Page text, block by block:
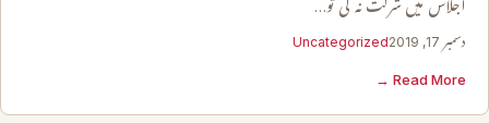
اجلاس میں شرکت نہ کی تو…
دسمبر 17, 2019 Uncategorized
Read More →